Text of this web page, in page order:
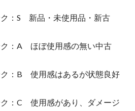
：S 新品・未使用品・新古
：A ほぼ使用感の無い中古
：B 使用感はあるが状態良好
：C 使用感があり、ダメージ